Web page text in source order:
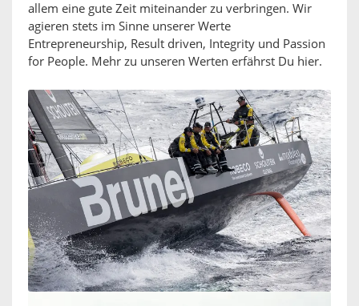
allem eine gute Zeit miteinander zu verbringen. Wir
agieren stets im Sinne unserer Werte
Entrepreneurship, Result driven, Integrity und Passion
for People. Mehr zu unseren Werten erfährst Du hier.